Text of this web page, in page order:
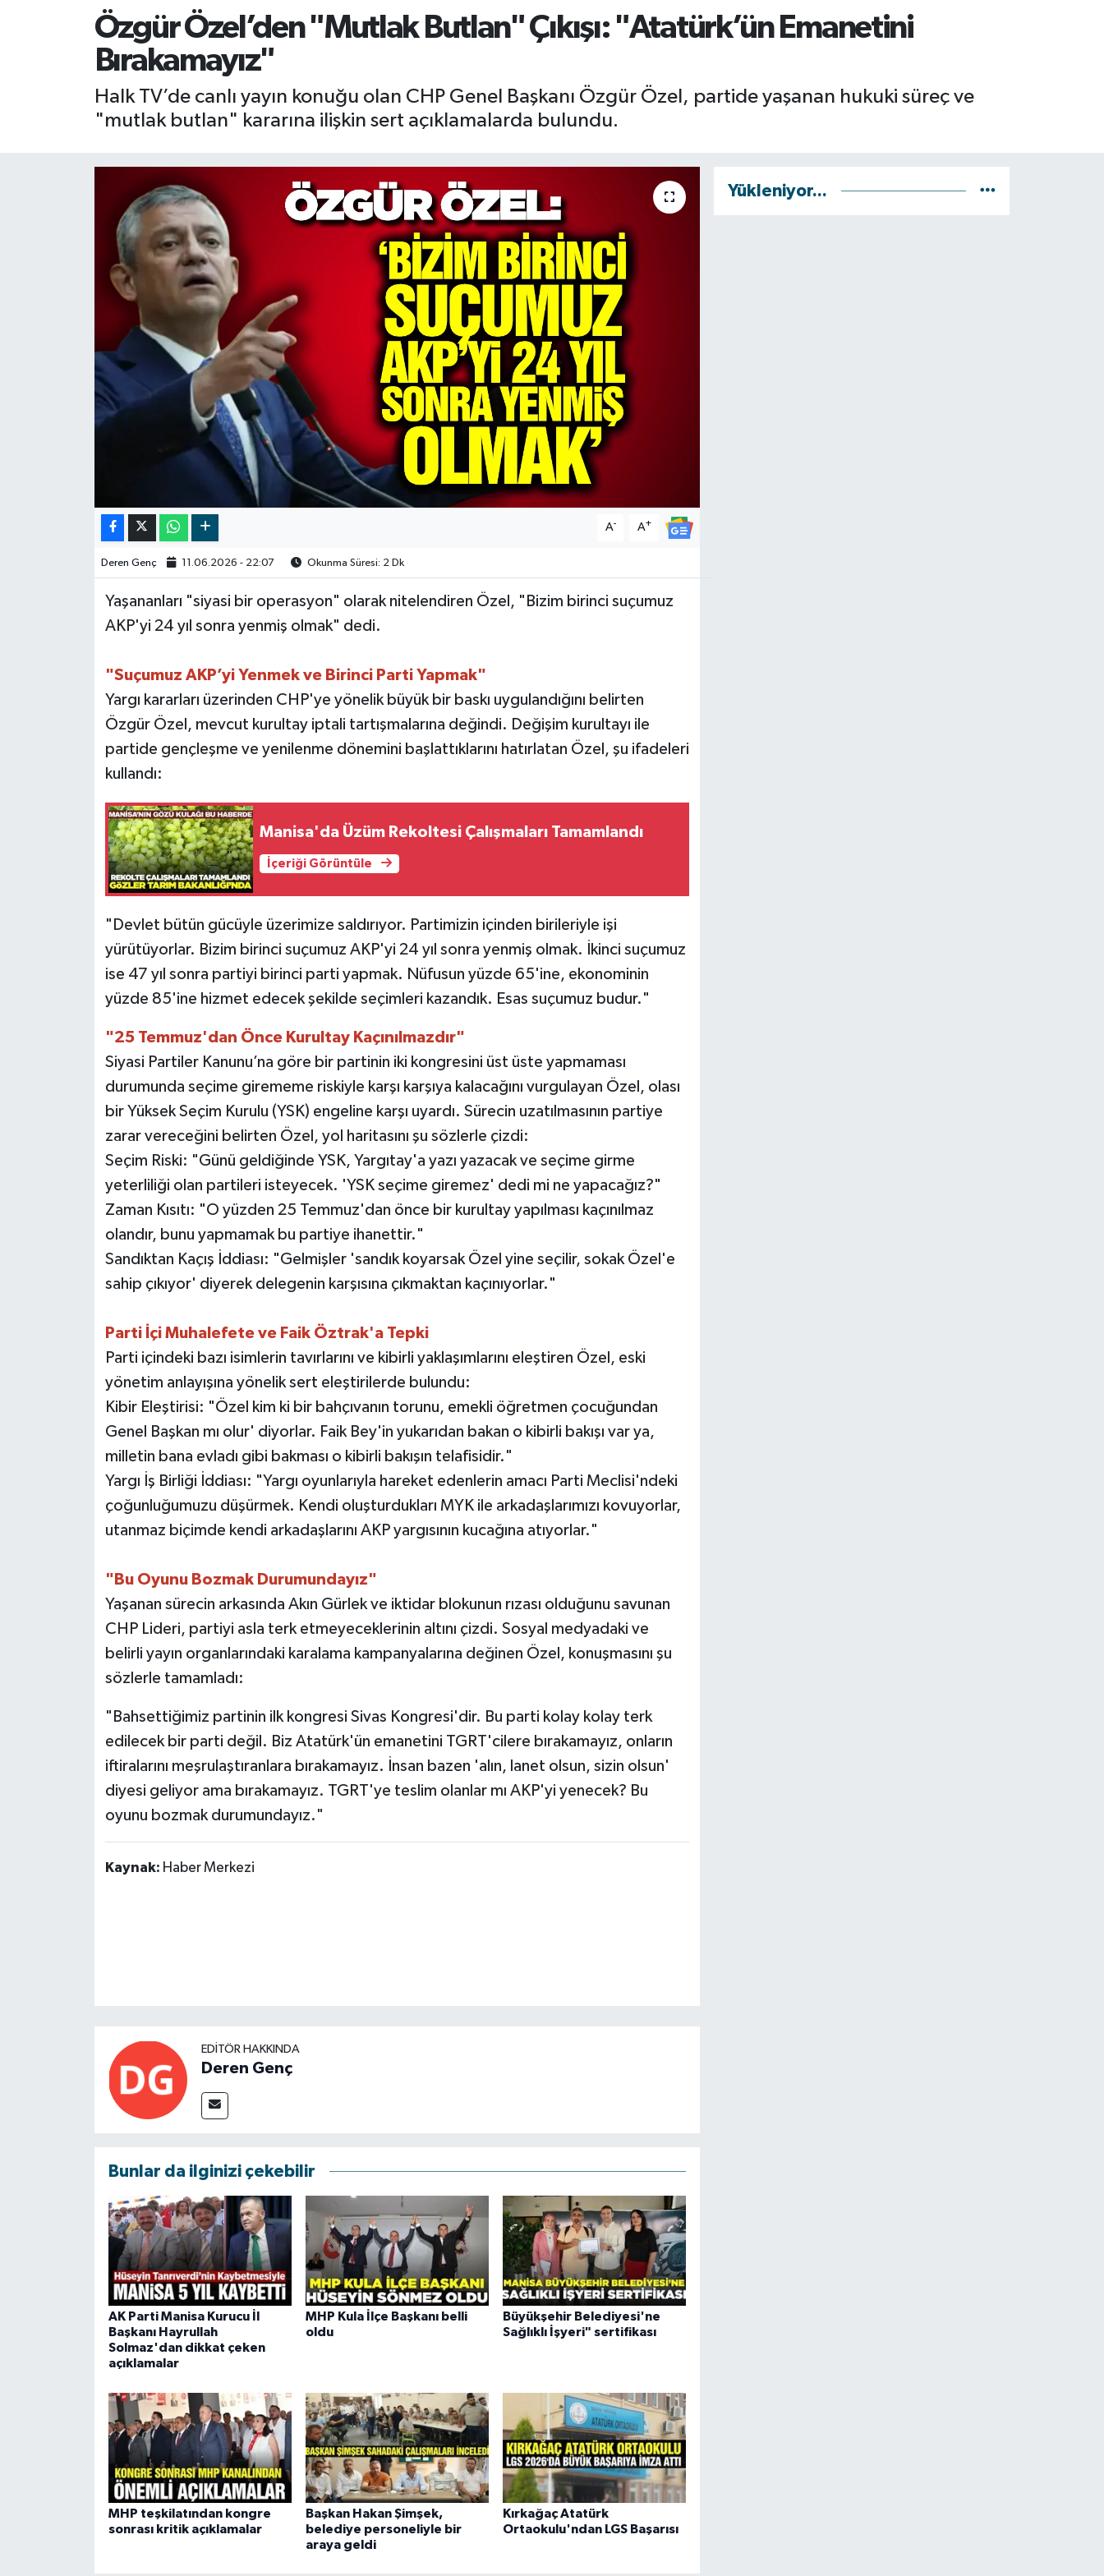
Özgür Özel’den "Mutlak Butlan" Çıkışı: "Atatürk’ün Emanetini
Bırakamayız"
Halk TV’de canlı yayın konuğu olan CHP Genel Başkanı Özgür Özel, partide yaşanan hukuki süreç ve
"mutlak butlan" kararına ilişkin sert açıklamalarda bulundu.
A- A+
Deren Genç 11.06.2026 - 22:07 Okunma Süresi: 2 Dk
Yaşananları "siyasi bir operasyon" olarak nitelendiren Özel, "Bizim birinci suçumuz
AKP'yi 24 yıl sonra yenmiş olmak" dedi.
"Suçumuz AKP’yi Yenmek ve Birinci Parti Yapmak"
Yargı kararları üzerinden CHP'ye yönelik büyük bir baskı uygulandığını belirten
Özgür Özel, mevcut kurultay iptali tartışmalarına değindi. Değişim kurultayı ile
partide gençleşme ve yenilenme dönemini başlattıklarını hatırlatan Özel, şu ifadeleri
kullandı:
Manisa'da Üzüm Rekoltesi Çalışmaları Tamamlandı
İçeriği Görüntüle
"Devlet bütün gücüyle üzerimize saldırıyor. Partimizin içinden birileriyle işi
yürütüyorlar. Bizim birinci suçumuz AKP'yi 24 yıl sonra yenmiş olmak. İkinci suçumuz
ise 47 yıl sonra partiyi birinci parti yapmak. Nüfusun yüzde 65'ine, ekonominin
yüzde 85'ine hizmet edecek şekilde seçimleri kazandık. Esas suçumuz budur."
"25 Temmuz'dan Önce Kurultay Kaçınılmazdır"
Siyasi Partiler Kanunu’na göre bir partinin iki kongresini üst üste yapmaması
durumunda seçime girememe riskiyle karşı karşıya kalacağını vurgulayan Özel, olası
bir Yüksek Seçim Kurulu (YSK) engeline karşı uyardı. Sürecin uzatılmasının partiye
zarar vereceğini belirten Özel, yol haritasını şu sözlerle çizdi:
Seçim Riski: "Günü geldiğinde YSK, Yargıtay'a yazı yazacak ve seçime girme
yeterliliği olan partileri isteyecek. 'YSK seçime giremez' dedi mi ne yapacağız?"
Zaman Kısıtı: "O yüzden 25 Temmuz'dan önce bir kurultay yapılması kaçınılmaz
olandır, bunu yapmamak bu partiye ihanettir."
Sandıktan Kaçış İddiası: "Gelmişler 'sandık koyarsak Özel yine seçilir, sokak Özel'e
sahip çıkıyor' diyerek delegenin karşısına çıkmaktan kaçınıyorlar."
Parti İçi Muhalefete ve Faik Öztrak'a Tepki
Parti içindeki bazı isimlerin tavırlarını ve kibirli yaklaşımlarını eleştiren Özel, eski
yönetim anlayışına yönelik sert eleştirilerde bulundu:
Kibir Eleştirisi: "Özel kim ki bir bahçıvanın torunu, emekli öğretmen çocuğundan
Genel Başkan mı olur' diyorlar. Faik Bey'in yukarıdan bakan o kibirli bakışı var ya,
milletin bana evladı gibi bakması o kibirli bakışın telafisidir."
Yargı İş Birliği İddiası: "Yargı oyunlarıyla hareket edenlerin amacı Parti Meclisi'ndeki
çoğunluğumuzu düşürmek. Kendi oluşturdukları MYK ile arkadaşlarımızı kovuyorlar,
utanmaz biçimde kendi arkadaşlarını AKP yargısının kucağına atıyorlar."
"Bu Oyunu Bozmak Durumundayız"
Yaşanan sürecin arkasında Akın Gürlek ve iktidar blokunun rızası olduğunu savunan
CHP Lideri, partiyi asla terk etmeyeceklerinin altını çizdi. Sosyal medyadaki ve
belirli yayın organlarındaki karalama kampanyalarına değinen Özel, konuşmasını şu
sözlerle tamamladı:
"Bahsettiğimiz partinin ilk kongresi Sivas Kongresi'dir. Bu parti kolay kolay terk
edilecek bir parti değil. Biz Atatürk'ün emanetini TGRT'cilere bırakamayız, onların
iftiralarını meşrulaştıranlara bırakamayız. İnsan bazen 'alın, lanet olsun, sizin olsun'
diyesi geliyor ama bırakamayız. TGRT'ye teslim olanlar mı AKP'yi yenecek? Bu
oyunu bozmak durumundayız."
Kaynak: Haber Merkezi
EDITÖR HAKKINDA
Deren Genç
Bunlar da ilginizi çekebilir
AK Parti Manisa Kurucu İl
Başkanı Hayrullah
Solmaz'dan dikkat çeken
açıklamalar
MHP Kula İlçe Başkanı belli
oldu
Büyükşehir Belediyesi'ne
Sağlıklı İşyeri" sertifikası
MHP teşkilatından kongre
sonrası kritik açıklamalar
Başkan Hakan Şimşek,
belediye personeliyle bir
araya geldi
Kırkağaç Atatürk
Ortaokulu'ndan LGS Başarısı
Yükleniyor...
RESMİ İLAN
BİLİM VE TEKNOLOJİ
RESMİ İLAN